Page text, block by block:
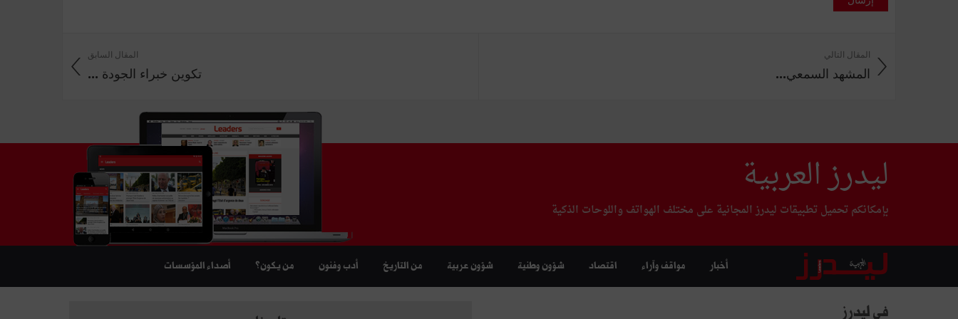
المقال السابق
تكوين خبراء الجودة ...
المقال التالي
المشهد‭ ‬السمعي‭ ...
ليدرز العربية
بإمكانكم تحميل تطبيقات ليدرز المجانية على مختلف الهواتف واللوحات الذكية
أخبار مواقف وآراء اقتصاد شؤون وطنية شؤون عربية من التاريخ أدب وفنون من يكون؟ أصداء المؤسسات
في ليدرز